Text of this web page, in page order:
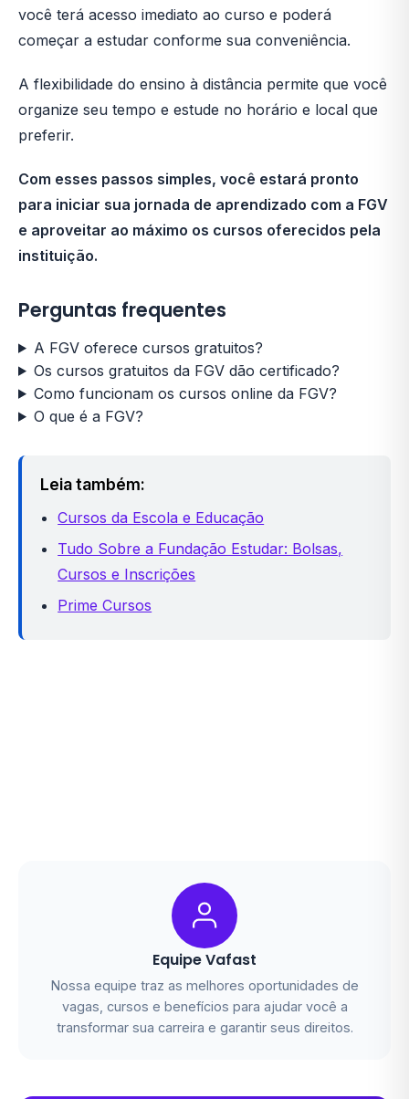
você terá acesso imediato ao curso e poderá
começar a estudar conforme sua conveniência.
A flexibilidade do ensino à distância permite que você
organize seu tempo e estude no horário e local que
preferir.
Com esses passos simples, você estará pronto
para iniciar sua jornada de aprendizado com a FGV
e aproveitar ao máximo os cursos oferecidos pela
instituição.
Perguntas frequentes
A FGV oferece cursos gratuitos?
Os cursos gratuitos da FGV dão certificado?
Como funcionam os cursos online da FGV?
O que é a FGV?
Leia também:
Cursos da Escola e Educação
Tudo Sobre a Fundação Estudar: Bolsas,
Cursos e Inscrições
Prime Cursos
Equipe Vafast
Nossa equipe traz as melhores oportunidades de
vagas, cursos e benefícios para ajudar você a
transformar sua carreira e garantir seus direitos.